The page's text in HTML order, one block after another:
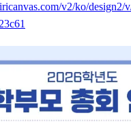
v2/ko/design2/